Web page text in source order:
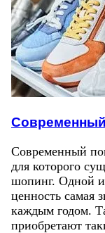
Современный
Современный
для которого
шопинг. Одной
ценность самая
каждым годом.
приобретают